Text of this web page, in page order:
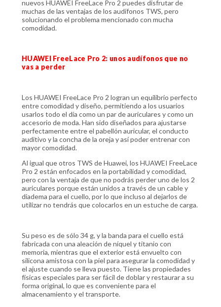
nuevos HUAWEI FreeLace Pro 2 puedes disfrutar de
muchas de las ventajas de los audífonos TWS, pero
solucionando el problema mencionado con mucha
comodidad.
HUAWEI FreeLace Pro 2: unos audífonos que no
vas a perder
Los HUAWEI FreeLace Pro 2 logran un equilibrio perfecto
entre comodidad y diseño, permitiendo a los usuarios
usarlos todo el día como un par de auriculares y como un
accesorio de moda. Han sido diseñados para ajustarse
perfectamente entre el pabellón auricular, el conducto
auditivo y la concha de la oreja y así poder entrenar con
mayor comodidad.
Al igual que otros TWS de Huawei, los HUAWEI FreeLace
Pro 2 están enfocados en la portabilidad y comodidad,
pero con la ventaja de que no podrás perder uno de los 2
auriculares porque están unidos a través de un cable y
diadema para el cuello, por lo que incluso al dejarlos de
utilizar no tendrás que colocarlos en un estuche de carga.
Su peso es de sólo 34 g, y la banda para el cuello está
fabricada con una aleación de níquel y titanio con
memoria, mientras que el exterior está envuelto con
silicona amistosa con la piel para asegurar la comodidad y
el ajuste cuando se lleva puesto. Tiene las propiedades
físicas especiales para ser fácil de doblar y restaurar a su
forma original, lo que es conveniente para el
almacenamiento y el transporte.